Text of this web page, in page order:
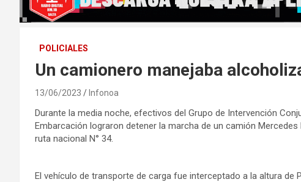
POLICIALES
Un camionero manejaba
13/06/2023 Infonoa
Durante la media noche, efectivos del Grupo de Intervención
Embarcación lograron detener la marcha de un camión
ruta nacional N° 34.
El vehículo de transporte de carga fue interceptado a la altura